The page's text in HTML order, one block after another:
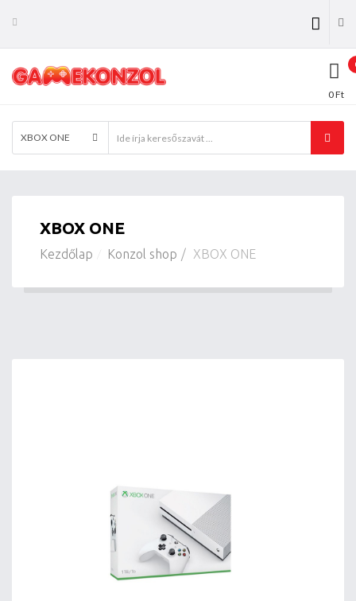
0 Ft
XBOX ONE
XBOX ONE
Kezdőlap Konzol shop XBOX ONE